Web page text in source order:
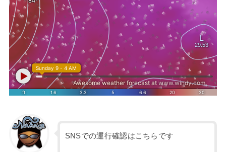
SNSでの運行確認はこちらです